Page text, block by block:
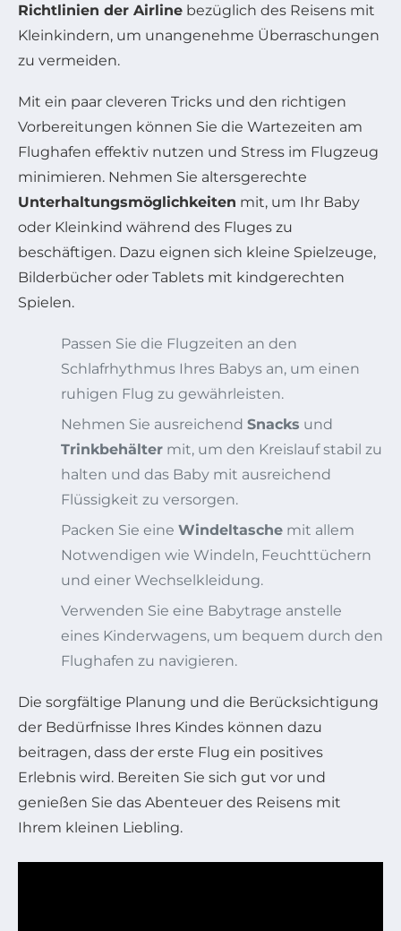
Richtlinien der Airline bezüglich des Reisens mit
Kleinkindern, um unangenehme Überraschungen
zu vermeiden.
Mit ein paar cleveren Tricks und den richtigen
Vorbereitungen können Sie die Wartezeiten am
Flughafen effektiv nutzen und Stress im Flugzeug
minimieren. Nehmen Sie altersgerechte
Unterhaltungsmöglichkeiten mit, um Ihr Baby
oder Kleinkind während des Fluges zu
beschäftigen. Dazu eignen sich kleine Spielzeuge,
Bilderbücher oder Tablets mit kindgerechten
Spielen.
Passen Sie die Flugzeiten an den
Schlafrhythmus Ihres Babys an, um einen
ruhigen Flug zu gewährleisten.
Nehmen Sie ausreichend Snacks und
Trinkbehälter mit, um den Kreislauf stabil zu
halten und das Baby mit ausreichend
Flüssigkeit zu versorgen.
Packen Sie eine Windeltasche mit allem
Notwendigen wie Windeln, Feuchttüchern
und einer Wechselkleidung.
Verwenden Sie eine Babytrage anstelle
eines Kinderwagens, um bequem durch den
Flughafen zu navigieren.
Die sorgfältige Planung und die Berücksichtigung
der Bedürfnisse Ihres Kindes können dazu
beitragen, dass der erste Flug ein positives
Erlebnis wird. Bereiten Sie sich gut vor und
genießen Sie das Abenteuer des Reisens mit
Ihrem kleinen Liebling.